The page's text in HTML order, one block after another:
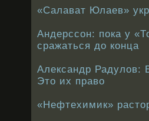
«Салават Юлаев»
Андерссон: пока у
сражаться до конца
Александр Радулов:
Это их право
«Нефтехимик»